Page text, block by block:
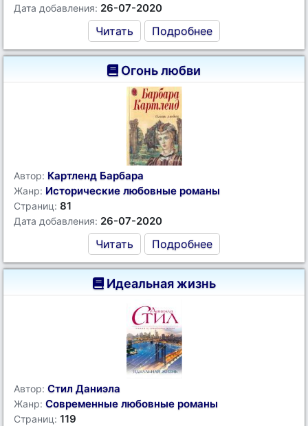
Дата добавления: 26-07-2020
Читать Подробнее
Огонь любви
Автор: Картленд Барбара
Жанр: Исторические любовные романы
Страниц: 81
Дата добавления: 26-07-2020
Читать Подробнее
Идеальная жизнь
Автор: Стил Даниэла
Жанр: Современные любовные романы
Страниц: 119